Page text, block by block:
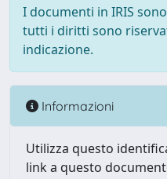
I documenti in IRIS
tutti i diritti sono
indicazione.
Informazioni
Utilizza questo
link a questo